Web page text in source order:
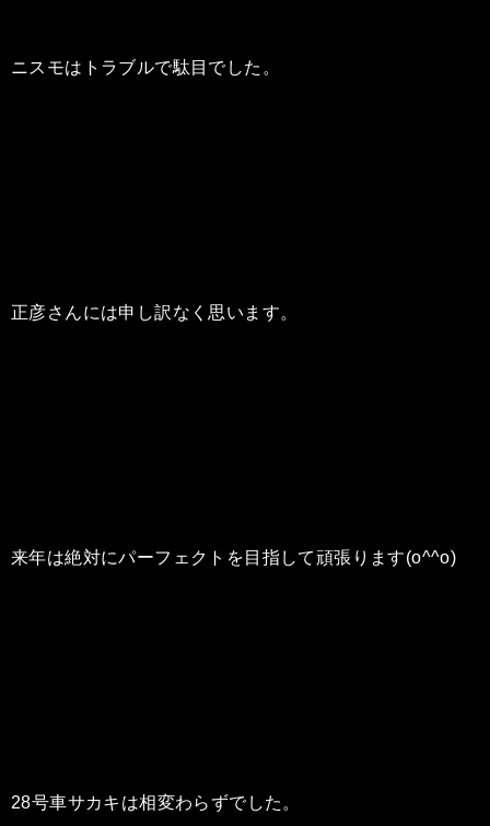
ニスモはトラブルで駄目でした。
正彦さんには申し訳なく思います。
来年は絶対にパーフェクトを目指して頑張ります(o^^o)
28号車サカキは相変わらずでした。